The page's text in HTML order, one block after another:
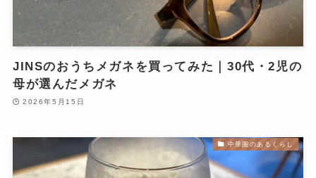
JINSのおうちメガネを買ってみた｜30代・2児の
母が選んだメガネ
2026年5月15日
中華圏のあるくらし